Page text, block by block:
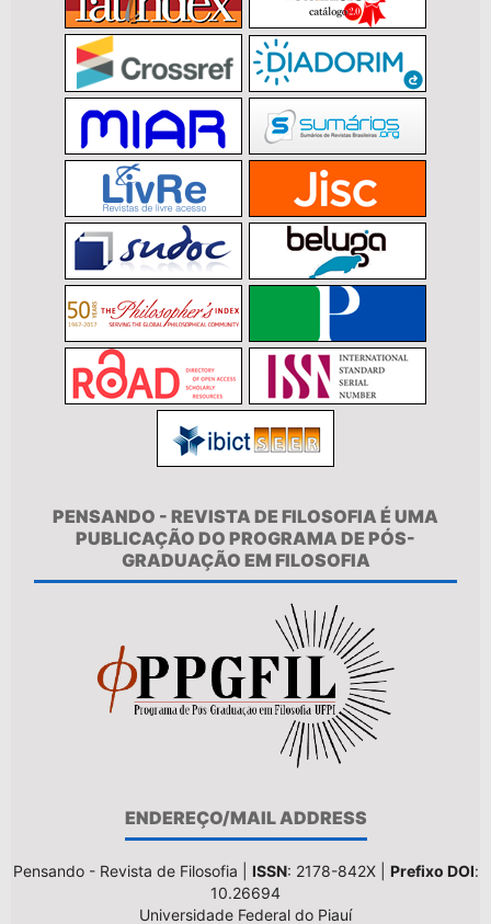
PENSANDO - REVISTA DE FILOSOFIA É UMA
PUBLICAÇÃO DO PROGRAMA DE PÓS-
GRADUAÇÃO EM FILOSOFIA
ENDEREÇO/MAIL ADDRESS
Pensando - Revista de Filosofia | ISSN: 2178-842X | Prefixo DOI:
10.26694
Universidade Federal do Piauí